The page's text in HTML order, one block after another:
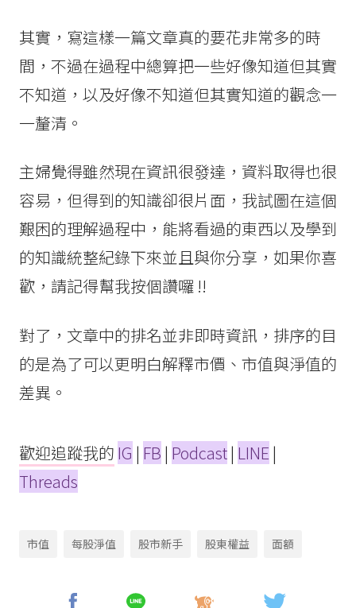
其實，寫這樣一篇文章真的要花非常多的時
間，不過在過程中總算把一些好像知道但其實
不知道，以及好像不知道但其實知道的觀念一
一釐清。
主婦覺得雖然現在資訊很發達，資料取得也很
容易，但得到的知識卻很片面，我試圖在這個
艱困的理解過程中，能將看過的東西以及學到
的知識統整紀錄下來並且與你分享，如果你喜
歡，請記得幫我按個讚囉 !!
對了，文章中的排名並非即時資訊，排序的目
的是為了可以更明白解釋市價、市值與淨值的
差異。
歡迎追蹤我的 IG | FB | Podcast| LINE |
Threads
市值 每股淨值 股市新手 股東權益 面額